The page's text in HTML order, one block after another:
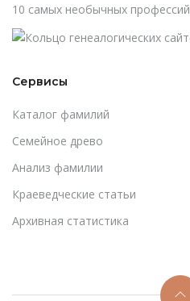
10 самых необычных профессий
Сервисы
Каталог фамилий
Cемейное древо
Анализ фамилии
Краеведческие статьи
Архивная статистика